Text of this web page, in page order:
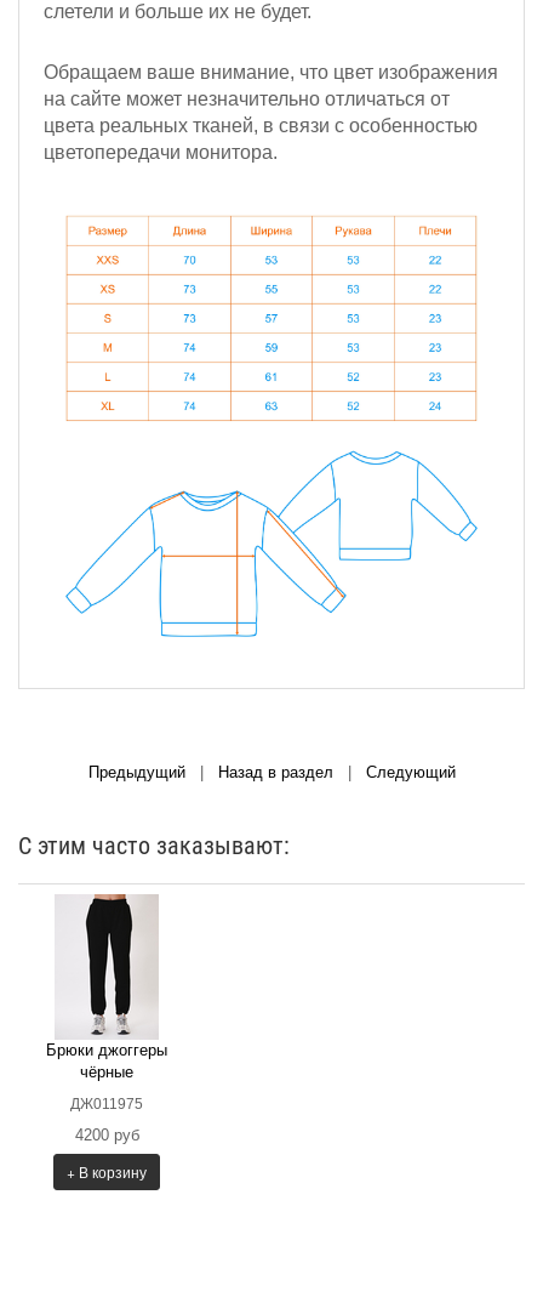
слетели и больше их не будет.
Обращаем ваше внимание, что цвет изображения
на сайте может незначительно отличаться от
цвета реальных тканей, в связи с особенностью
цветопередачи монитора.
Предыдущий| Назад в раздел Следующий
С этим часто заказывают:
Брюки джоггеры
чёрные
ДЖ011975
4200 руб
+ В корзину